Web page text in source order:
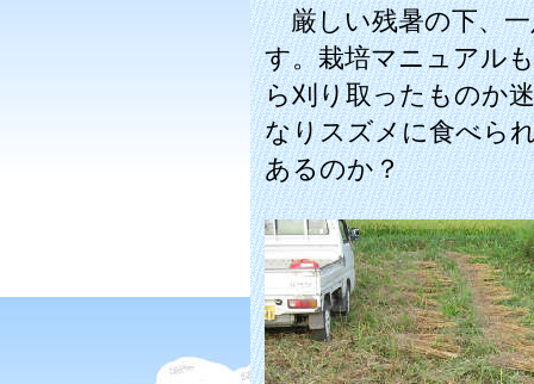
厳しい残暑の下、一
す。栽培マニュアル
ら刈り取ったものか
なりスズメに食べら
あるのか？